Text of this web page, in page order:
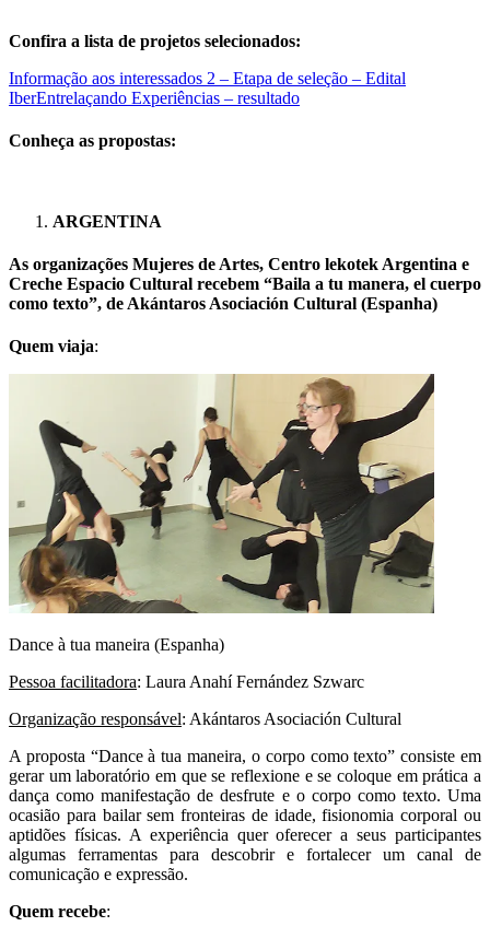
Confira a lista de projetos selecionados:
Informação aos interessados 2 – Etapa de seleção – Edital
IberEntrelaçando Experiências – resultado
Conheça as propostas:
ARGENTINA
As organizações Mujeres de Artes, Centro lekotek Argentina e
Creche Espacio Cultural recebem “Baila a tu manera, el cuerpo
como texto”, de Akántaros Asociación Cultural (Espanha)
Quem viaja:
Dance à tua maneira (Espanha)
Pessoa facilitadora: Laura Anahí Fernández Szwarc
Organização responsável: Akántaros Asociación Cultural
A proposta “Dance à tua maneira, o corpo como texto” consiste em
gerar um laboratório em que se reflexione e se coloque em prática a
dança como manifestação de desfrute e o corpo como texto. Uma
ocasião para bailar sem fronteiras de idade, fisionomia corporal ou
aptidões físicas. A experiência quer oferecer a seus participantes
algumas ferramentas para descobrir e fortalecer um canal de
comunicação e expressão.
Quem recebe: